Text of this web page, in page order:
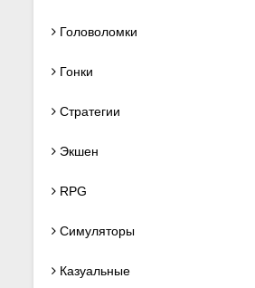
Головоломки
Гонки
Стратегии
Экшен
RPG
Симуляторы
Казуальные